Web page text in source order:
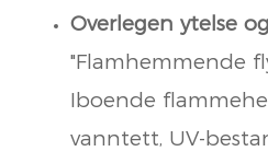
Overlegen ytelse
"Flamhemmende
Iboende
vanntett, UV-